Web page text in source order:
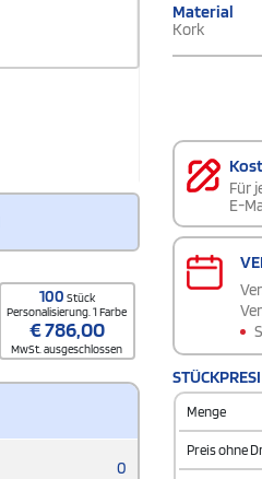
100 Stück
Personalisierung. 1 Farbe
€786,00
MwSt. ausgeschlossen
0
Material
Kork
Für
E-
Menge
Preis ohne